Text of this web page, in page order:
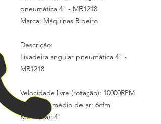
pneumática 4" - MR1218
Marca: Máquinas Ribeiro
Descrição:
Lixadeira angular pneumática 4" -
MR1218
Velocidade livre (rotação): 10000RPM
Consumo médio de ar: 6cfm
Roda (pá): 4"